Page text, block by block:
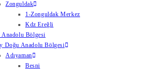
Zonguldak
1-Zonguldak Merkez
Kdz Ereğli
Anadolu Bölgesi
Doğu Anadolu Bölgesi
Adıyaman
Besni